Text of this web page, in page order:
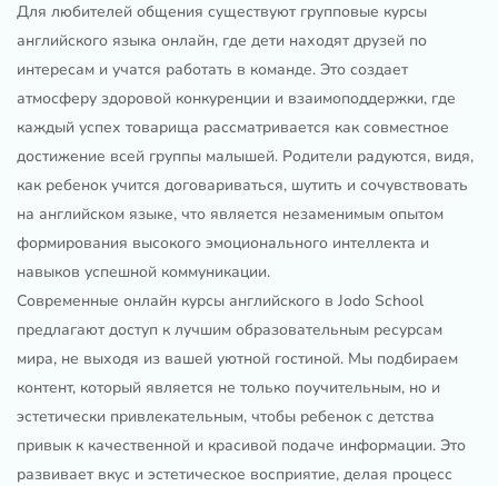
Для любителей общения существуют групповые курсы
английского языка онлайн, где дети находят друзей по
интересам и учатся работать в команде. Это создает
атмосферу здоровой конкуренции и взаимоподдержки, где
каждый успех товарища рассматривается как совместное
достижение всей группы малышей. Родители радуются, видя,
как ребенок учится договариваться, шутить и сочувствовать
на английском языке, что является незаменимым опытом
формирования высокого эмоционального интеллекта и
навыков успешной коммуникации.
Современные онлайн курсы английского в Jodo School
предлагают доступ к лучшим образовательным ресурсам
мира, не выходя из вашей уютной гостиной. Мы подбираем
контент, который является не только поучительным, но и
эстетически привлекательным, чтобы ребенок с детства
привык к качественной и красивой подаче информации. Это
развивает вкус и эстетическое восприятие, делая процесс